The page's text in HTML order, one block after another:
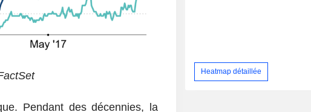
Pendant des décennies, la
Heatmap détaillée